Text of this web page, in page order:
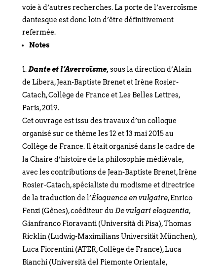
voie à d’autres recherches. La porte de l’averroïsme
dantesque est donc loin d’être définitivement
refermée.
Notes
Dante et l’Averroïsme,sous la direction d’Alain
de Libera, Jean-Baptiste Brenet et Irène Rosier-
Catach, Collège de France et Les Belles Lettres,
Paris, 2019.
Cet ouvrage est issu des travaux d’un colloque
organisé sur ce thème les 12 et 13 mai 2015 au
Collège de France. Il était organisé dans le cadre de
la Chaire d’histoire de la philosophie médiévale,
avec les contributions de Jean-Baptiste Brenet, Irène
Rosier-Catach, spécialiste du modisme et directrice
de la traduction de l’Éloquence en vulgaire, Enrico
Fenzi (Gênes), coéditeur du De vulgari eloquentia,
Gianfranco Fioravanti (Università di Pisa), Thomas
Ricklin (Ludwig-Maximilians Universität München),
Luca Fiorentini (ATER, Collège de France), Luca
Bianchi (Università del Piemonte Orientale,